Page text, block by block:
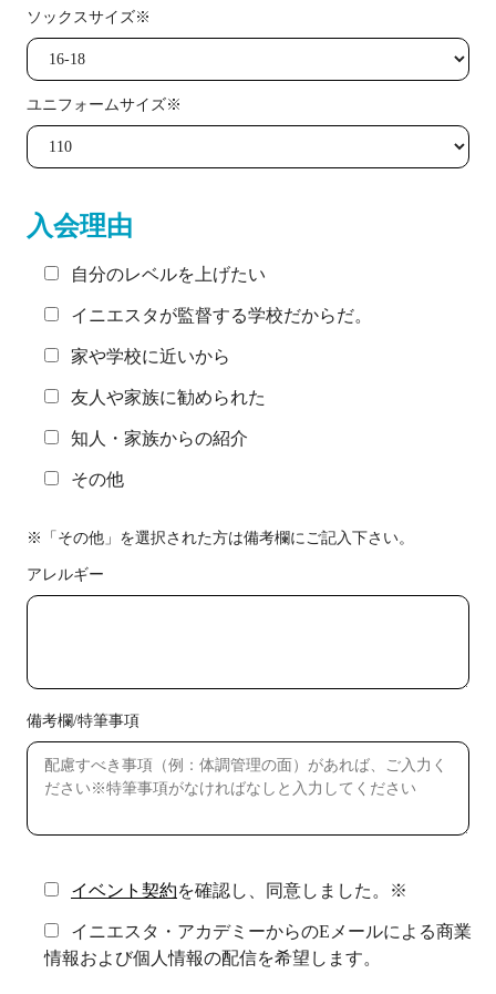
ソックスサイズ※
ユニフォームサイズ※
入会理由
自分のレベルを上げたい
イニエスタが監督する学校だからだ。
家や学校に近いから
友人や家族に勧められた
知人・家族からの紹介
その他
※「その他」を選択された方は備考欄にご記入下さい。
アレルギー
備考欄/特筆事項
イベント契約を確認し、同意しました。※
イニエスタ・アカデミーからのEメールによる商業
情報および個人情報の配信を希望します。